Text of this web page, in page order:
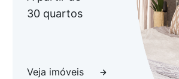
30 quartos
Veja imóveis